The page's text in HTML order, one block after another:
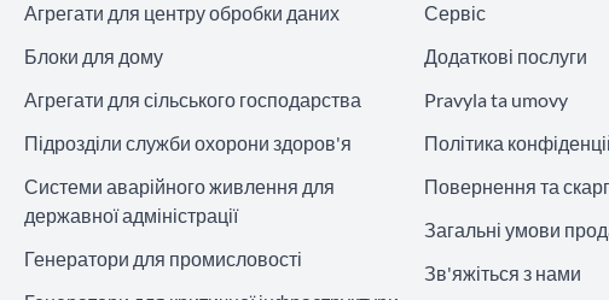
Агрегати для центру обробки даних
Блоки для дому
Агрегати для сільського господарства
Підрозділи служби охорони здоров'я
Системи аварійного живлення для
державної адміністрації
Генератори для промисловості
Сервіс
Додаткові послуги
Pravyla ta umovy
Політика
Повернення та
Загальні умови
Зв'яжіться з нами